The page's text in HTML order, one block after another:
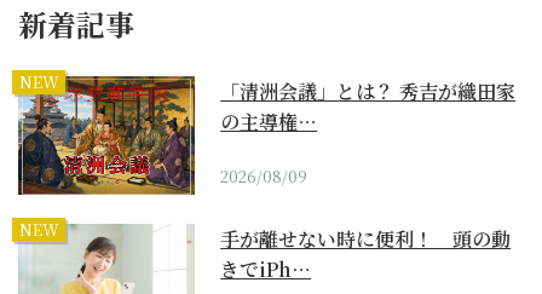
新着記事
NEW
「清洲会議」とは？ 秀吉が織田家
の主導権…
2026/08/09
NEW
手が離せない時に便利！ 頭の動
きでiPh…